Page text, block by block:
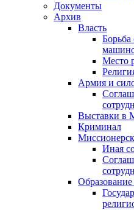
Документы
Архив
Власть
Место
Армия и
Выставки в
Криминал
Иная
Образование